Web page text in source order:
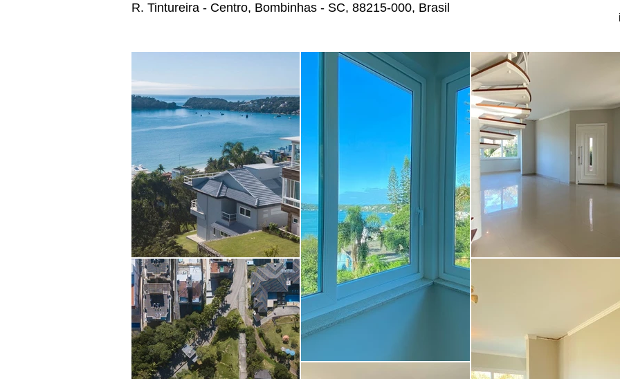
R. Tintureira - Centro, Bombinhas - SC, 88215-000, Brasil